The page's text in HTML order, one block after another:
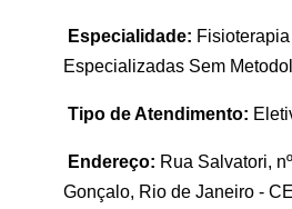
Especialidade:
Especializadas Sem
Tipo de Atendimento:
Endereço: Rua Salvatori,
Gonçalo, Rio de Janeiro -